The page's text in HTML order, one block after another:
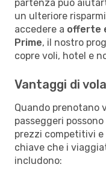
partenza può
un ulteriore
accedere a offerte
Prime, il nostro
copre voli, hotel e
Vantaggi di
Quando prenotano
passeggeri
prezzi competitivi
chiave che i
includono: